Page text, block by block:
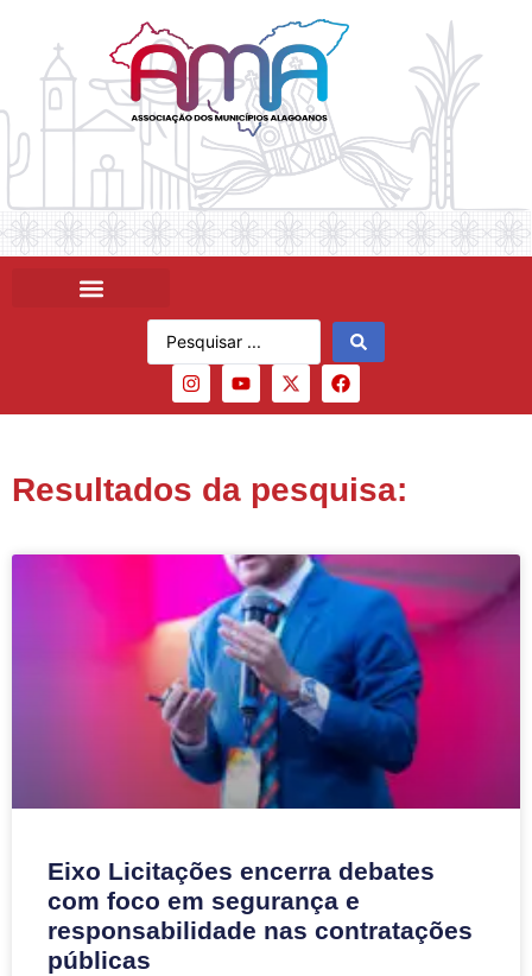
Resultados da pesquisa:
Eixo Licitações encerra debates
com foco em segurança e
responsabilidade nas contratações
públicas